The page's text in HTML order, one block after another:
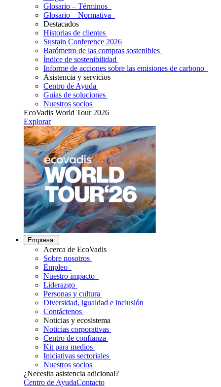
Glosario – Términos
Glosario – Normativa
Destacados
Historias de clientes
Sustain Conference 2026
Barómetro de las compras sostenibles
Índice de sostenibilidad
Informe de acciones sobre las emisiones de carbono
Asistencia y servicios
Centro de Ayuda
Guías de soluciones
Nuestros socios
EcoVadis World Tour 2026
Explorar
Empresa
Acerca de EcoVadis
Sobre nosotros
Empleo
Nuestro impacto
Liderazgo
Personas y cultura
Diversidad, igualdad e inclusión
Contáctenos
Noticias y ecosistema
Noticias corporativas
Centro de confianza
Kit para medios
Iniciativas sectoriales
Nuestros socios
¿Necesita asistencia adicional?
Centro de AyudaContacto